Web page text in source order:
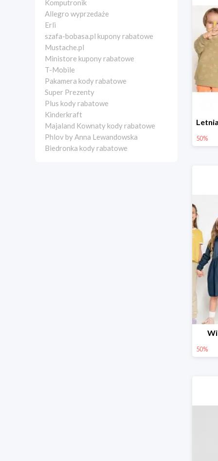
Komputronik
Allegro wyprzedaże
Erli
szafa-bobasa.pl kupony rabatowe
Mustache.pl
Ministore kupony rabatowe
T-Mobile
Pakamera kody rabatowe
Super Prezenty
Plus kody rabatowe
Kinderkraft
Majaland Kownaty kody rabatowe
Phlov by Anna Lewandowska
Biedronka kody rabatowe
50%
50%